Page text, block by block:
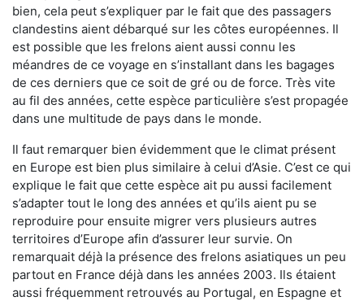
bien, cela peut s’expliquer par le fait que des passagers
clandestins aient débarqué sur les côtes européennes. Il
est possible que les frelons aient aussi connu les
méandres de ce voyage en s’installant dans les bagages
de ces derniers que ce soit de gré ou de force. Très vite
au fil des années, cette espèce particulière s’est propagée
dans une multitude de pays dans le monde.
Il faut remarquer bien évidemment que le climat présent
en Europe est bien plus similaire à celui d’Asie. C’est ce qui
explique le fait que cette espèce ait pu aussi facilement
s’adapter tout le long des années et qu’ils aient pu se
reproduire pour ensuite migrer vers plusieurs autres
territoires d’Europe afin d’assurer leur survie. On
remarquait déjà la présence des frelons asiatiques un peu
partout en France déjà dans les années 2003. Ils étaient
aussi fréquemment retrouvés au Portugal, en Espagne et